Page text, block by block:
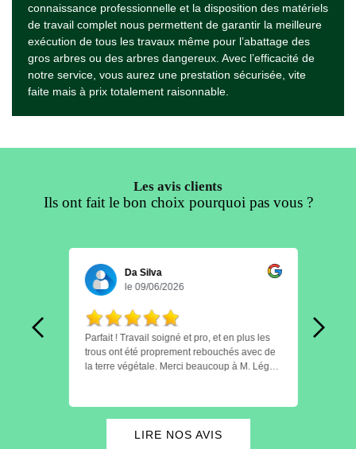
connaissance professionnelle et la disposition des matériels
de travail complet nous permettent de garantir la meilleure
exécution de tous les travaux même pour l’abattage des
gros arbres ou des arbres dangereux. Avec l’efficacité de
notre service, vous aurez une prestation sécurisée, vite
faite mais à prix totalement raisonnable.
Les avis clients
Ils ont fait le bon choix pourquoi pas vous ?
Da Silva
le 09/06/2026
Parfait ! Travail soigné et pro, et en plus les
trous ont été proprement rebouchés avec de
la terre végétale. Merci beaucoup à M. Léger
LIRE NOS AVIS